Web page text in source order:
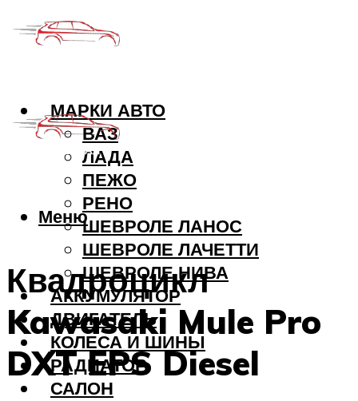
МАРКИ АВТО
ВАЗ
ЛАДА
ПЕЖО
РЕНО
ШЕВРОЛЕ ЛАНОС
ШЕВРОЛЕ ЛАЧЕТТИ
ШЕВРОЛЕ НИВА
АККУМУЛЯТОР
ДВИГАТЕЛЬ
КОЛЕСА И ШИНЫ
РАДИАТОР
САЛОН
Меню
Квадроцикл
Kawasaki Mule Pro
DXT EPS Diesel